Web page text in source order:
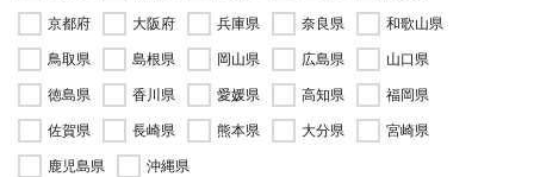
京都府
大阪府 兵庫県 奈良県
和歌山県
鳥取県
島根県 岡山県 広島県
山口県
徳島県
香川県 愛媛県 高知県
福岡県
佐賀県
長崎県 熊本県 大分県
宮崎県
鹿児島県
沖縄県